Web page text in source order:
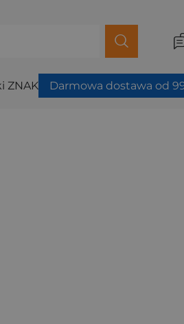
ZNAK Darmowa dostawa od 99